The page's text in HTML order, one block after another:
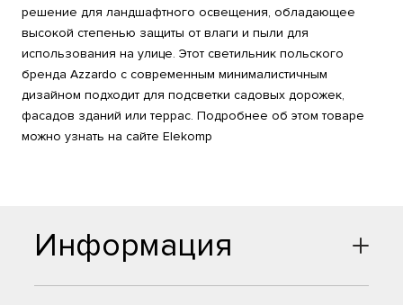
решение для ландшафтного освещения, обладающее
высокой степенью защиты от влаги и пыли для
использования на улице. Этот светильник польского
бренда Azzardo с современным минималистичным
дизайном подходит для подсветки садовых дорожек,
фасадов зданий или террас. Подробнее об этом товаре
можно узнать на сайте Elekomp
Информация